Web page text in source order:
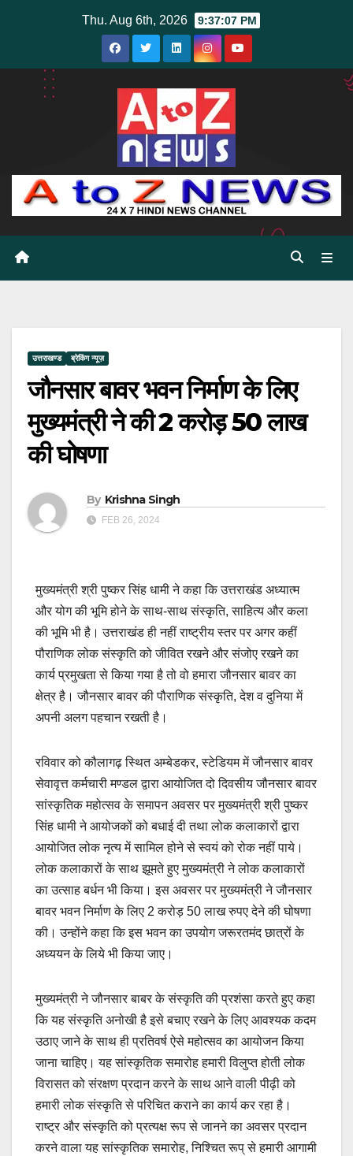
Thu. Aug 6th, 2026 9:37:08 PM
उत्तराखण्ड ब्रेकिंग न्यूज़
जौनसार बावर भवन निर्माण के लिए
मुख्यमंत्री ने की 2 करोड़ 50 लाख
की घोषणा
By Krishna Singh
FEB 26, 2024
मुख्यमंत्री श्री पुष्कर सिंह धामी ने कहा कि उत्तराखंड अध्यात्म
और योग की भूमि होने के साथ-साथ संस्कृति, साहित्य और कला
की भूमि भी है। उत्तराखंड ही नहीं राष्ट्रीय स्तर पर अगर कहीं
पौराणिक लोक संस्कृति को जीवित रखने और संजोए रखने का
कार्य प्रमुखता से किया गया है तो वो हमारा जौनसार बावर का
क्षेत्र है। जौनसार बावर की पौराणिक संस्कृति, देश व दुनिया में
अपनी अलग पहचान रखती है।
रविवार को कौलागढ़ स्थित अम्बेडकर, स्टेडियम में जौनसार बावर
सेवावृत्त कर्मचारी मण्डल द्वारा आयोजित दो दिवसीय जौनसार बावर
सांस्कृतिक महोत्सव के समापन अवसर पर मुख्यमंत्री श्री पुष्कर
सिंह धामी ने आयोजकों को बधाई दी तथा लोक कलाकारों द्वारा
आयोजित लोक नृत्य में सामिल होने से स्वयं को रोक नहीं पाये।
लोक कलाकारों के साथ झूमते हुए मुख्यमंत्री ने लोक कलाकारों
का उत्साह बर्धन भी किया। इस अवसर पर मुख्यमंत्री ने जौनसार
बावर भवन निर्माण के लिए 2 करोड़ 50 लाख रुपए देने की घोषणा
की। उन्होंने कहा कि इस भवन का उपयोग जरूरतमंद छात्रों के
अध्ययन के लिये भी किया जाए।
मुख्यमंत्री ने जौनसार बाबर के संस्कृति की प्रशंसा करते हुए कहा
कि यह संस्कृति अनोखी है इसे बचाए रखने के लिए आवश्यक कदम
उठाए जाने के साथ ही प्रतिवर्ष ऐसे महोत्सव का आयोजन किया
जाना चाहिए। यह सांस्कृतिक समारोह हमारी विलुप्त होती लोक
विरासत को संरक्षण प्रदान करने के साथ आने वाली पीढ़ी को
हमारी लोक संस्कृति से परिचित कराने का कार्य कर रहा है।
राष्ट्र और संस्कृति को प्रत्यक्ष रूप से जानने का अवसर प्रदान
करने वाला यह सांस्कृतिक समारोह, निश्चित रूप् से हमारी आगामी